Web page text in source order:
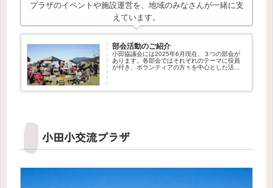
プラザのイベントや施設運営を、地域のみなさんが一緒に支
えています。
部会活動のご紹介
小田協議会には2025年6月現在、３つの部会が
あります。各部会ではそれぞれのテーマに役員
が付き、ボランティアの方々を中心とした活動
小田小交流プラザ